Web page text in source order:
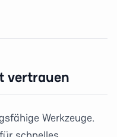
vertrauen
Werkzeuge.